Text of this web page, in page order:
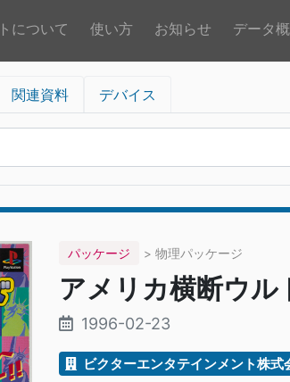
について 使い方 お知らせ データ
関連資料 デバイス
パッケージ > 物理パッケージ
アメリカ横断ウル
1996-02-23
ビクターエンタテインメント株式